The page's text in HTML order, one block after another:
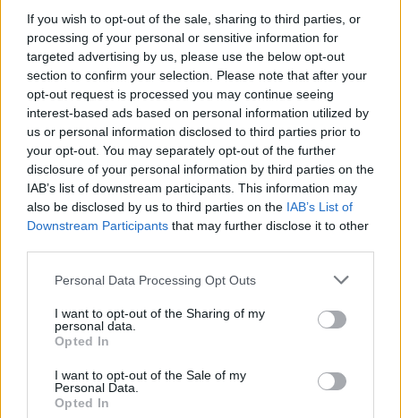
If you wish to opt-out of the sale, sharing to third parties, or
processing of your personal or sensitive information for
targeted advertising by us, please use the below opt-out
section to confirm your selection. Please note that after your
opt-out request is processed you may continue seeing
interest-based ads based on personal information utilized by
us or personal information disclosed to third parties prior to
your opt-out. You may separately opt-out of the further
disclosure of your personal information by third parties on the
IAB’s list of downstream participants. This information may
also be disclosed by us to third parties on the IAB’s List of
Downstream Participants that may further disclose it to other
Please note that this website/app uses one or more Google
not limited to your visit or usage behaviour. You may click to
grant or deny consent to Google and its third-party tags to
use your data for below specified purposes in below Google
consent section.
Personal Data Processing Opt Outs
I want to opt-out of the Sharing of my
personal data.
Opted In
I want to opt-out of the Sale of my
Personal Data.
Opted In
17 éve
@Bezuhov:
Emese maga közölt különböző tényállásokat -
mindenórás terhes, aztán lehet, hogy nem lesz
érvényes a 2. forduló, ha visszalép - két korábbi
nyilatkozatában, amit nem a Vastagbőr talált ki.
Ennyi.
@{Tícia}:
Egy regény lenne kifejteni, de maradjunk annyiban,
hogy a szemléletemet és az értékrendemet jobban
kifejezik ezek a fogalmak - és azok, amelyeket
valójában takarnak ezek a fogalmak - mint
bármilyen párt vagy oldal nevének csak az említése.